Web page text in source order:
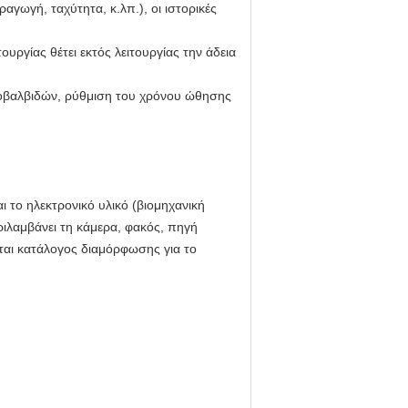
ταχύτητα, κ.λπ.), οι ιστορικές
θέτει εκτός λειτουργίας την άδεια
ρύθμιση του χρόνου ώθησης
ηλεκτρονικό υλικό (βιομηχανική
τη κάμερα, φακός, πηγή
κατάλογος διαμόρφωσης για το